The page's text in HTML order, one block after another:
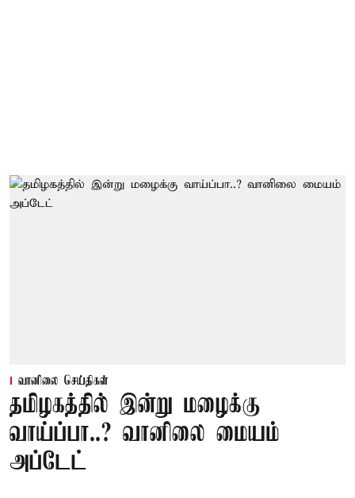
வானிலை செய்திகள்
தமிழகத்தில் இன்று மழைக்கு
வாய்ப்பா..? வானிலை மையம்
அப்டேட்